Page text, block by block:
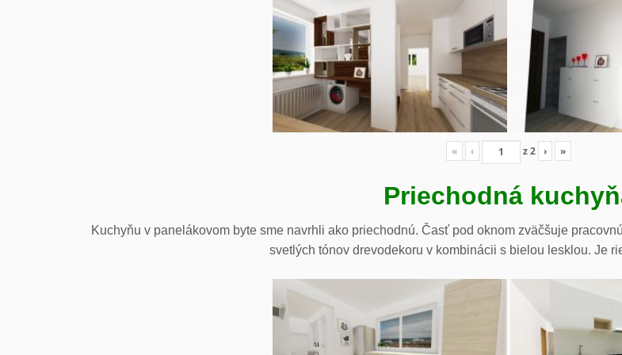
« ‹ z2 › »
Priechodná
Kuchyňu v panelákovom byte sme navrhli ako priechodnú. Časť pod oknom zväčšuje
svetlých tónov drevodekoru v kombinácii s bielou lesklou. Je